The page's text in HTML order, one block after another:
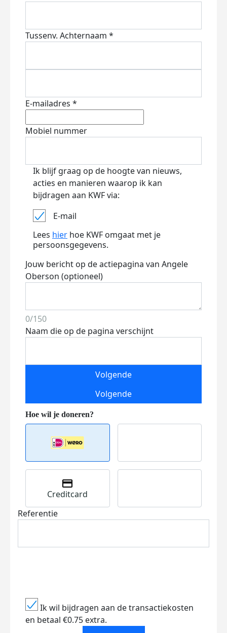
Tussenv. Achternaam *
E-mailadres *
Mobiel nummer
Ik blijf graag op de hoogte van nieuws,
acties en manieren waarop ik kan
bijdragen aan KWF via:
E-mail
Lees hier hoe KWF omgaat met je
persoonsgegevens.
Jouw bericht op de actiepagina van Angele
Oberson (optioneel)
0/150
Naam die op de pagina verschijnt
Volgende
Volgende
Creditcard
Referentie
Ik wil bijdragen aan de transactiekosten
en betaal €0.75 extra.